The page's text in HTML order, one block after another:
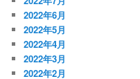
2022年6月
2022年5月
2022年4月
2022年3月
2022年2月